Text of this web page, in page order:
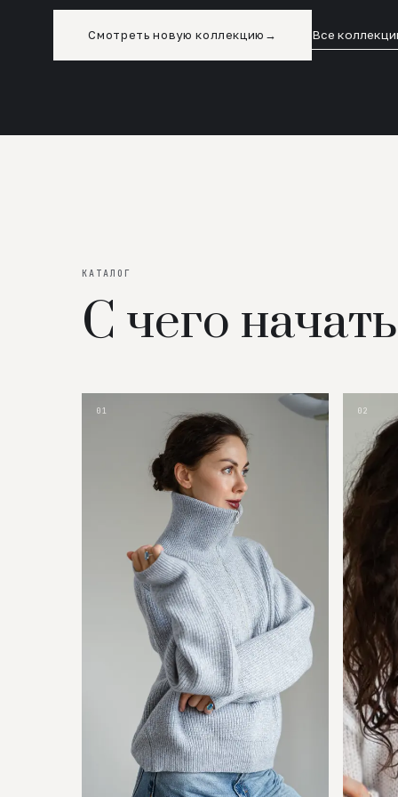
Смотреть новую коллекцию → Все
КАТАЛОГ
С чего начать
01 02